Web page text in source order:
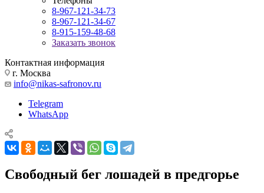
8-967-121-34-73
8-967-121-34-67
8-915-159-48-68
Заказать звонок
Контактная информация
г. Москва
info@nikas-safronov.ru
Telegram
WhatsApp
Свободный бег лошадей в предгорье